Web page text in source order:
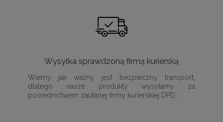
Wysyłka sprawdzoną firmą kurierską
Wiemy jak ważny jest bezpieczny transport,
dlatego nasze produkty wysyłamy za
pośrednictwem zaufanej firmy kurierskiej DPD.